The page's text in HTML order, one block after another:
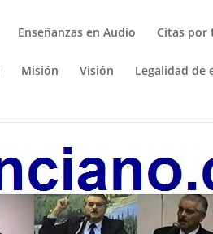
Enseñanzas en Audio Citas por
Misión Visión Legalidad de